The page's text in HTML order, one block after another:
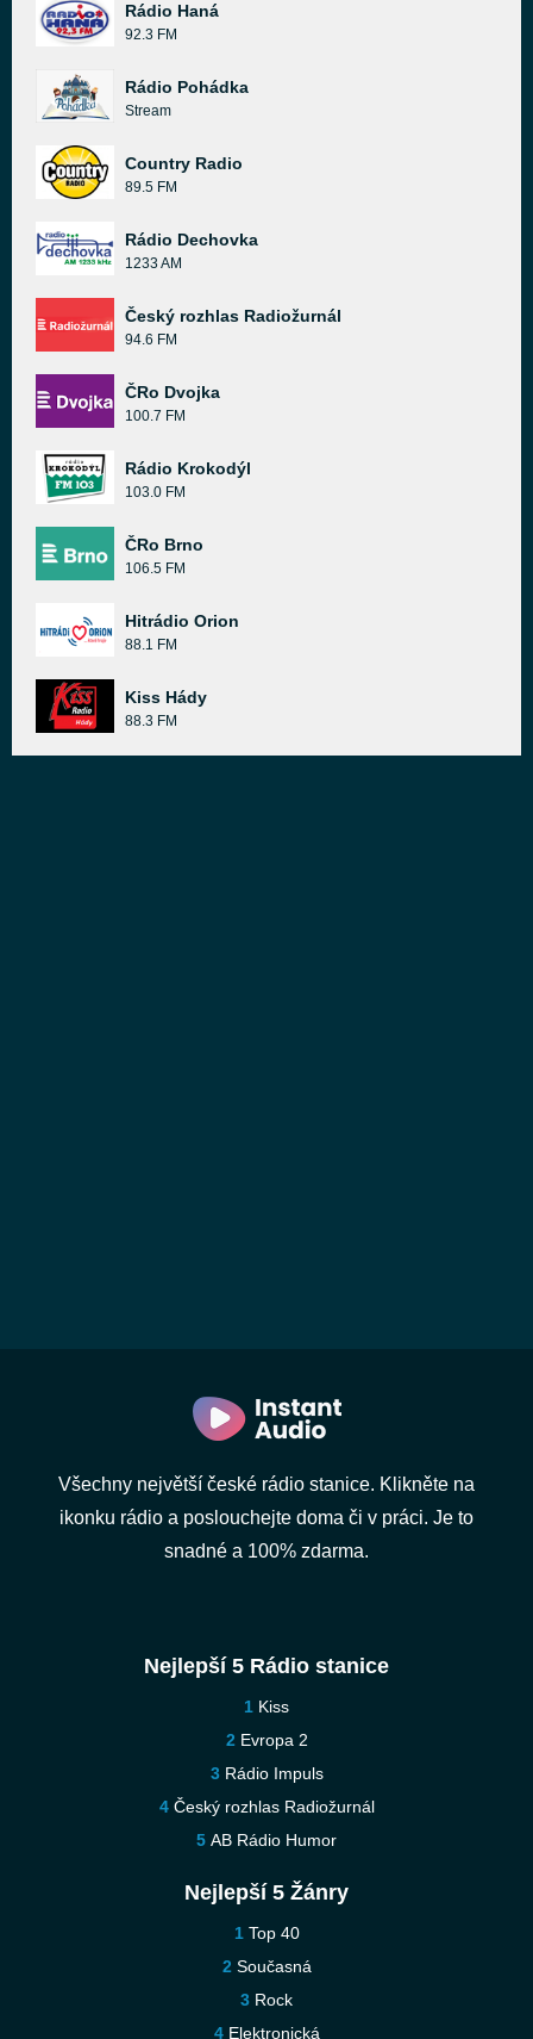
Rádio Haná
92.3 FM
Rádio Pohádka
Stream
Country Radio
89.5 FM
Rádio Dechovka
1233 AM
Český rozhlas Radiožurnál
94.6 FM
ČRo Dvojka
100.7 FM
Rádio Krokodýl
103.0 FM
ČRo Brno
106.5 FM
Hitrádio Orion
88.1 FM
Kiss Hády
88.3 FM
Všechny největší české rádio stanice. Klikněte na
ikonku rádio a poslouchejte doma či v práci. Je to
snadné a 100% zdarma.
Nejlepší 5 Rádio stanice
Kiss
Evropa 2
Rádio Impuls
Český rozhlas Radiožurnál
AB Rádio Humor
Nejlepší 5 Žánry
Top 40
Současná
Rock
Elektronická